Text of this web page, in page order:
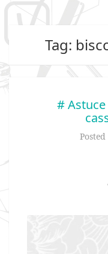
Tag:
#